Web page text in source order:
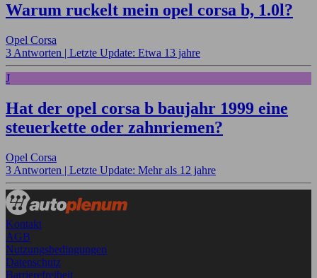
Warum ruckelt mein opel corsa b, 1.0l?
Opel Corsa
3 Antworten | Letzte Update: Etwa 13 jahre
J
Hat der opel corsa b baujahr 1999 eine
steuerkette oder zahnriemen?
Opel Corsa
3 Antworten | Letzte Update: Mehr als 12 jahre
Kontakt
AGB
Nutzungsbedingungen
Datenschutz
Barrierefreiheit